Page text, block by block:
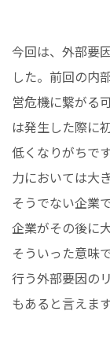
今回は、外部要
した。前回の内
営危機に繋がる
は発生した際に
低くなりがちで
力においては大
そうでない企業
企業がその後に
そういった意味
行う外部要因の
もあると言えます